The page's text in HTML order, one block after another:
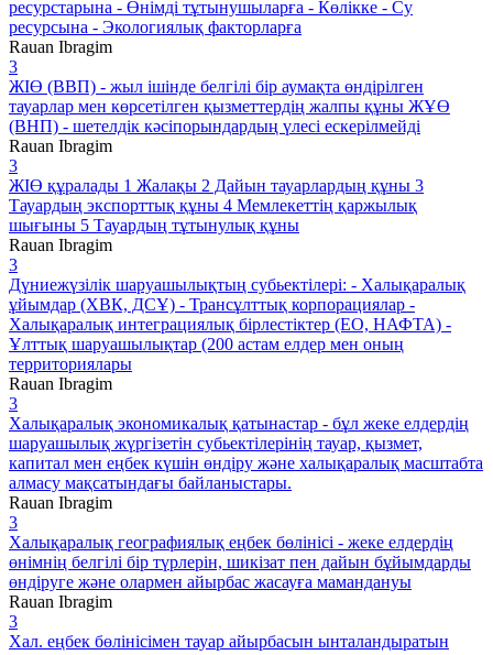
ресурстарына - Өнімді тұтынушыларға - Көлікке - Су
ресурсына - Экологиялық факторларға
Rauan Ibragim
3
ЖІӨ (ВВП) - жыл ішінде белгілі бір аумақта өндірілген
тауарлар мен көрсетілген қызметтердің жалпы құны ЖҰӨ
(ВНП) - шетелдік кәсіпорындардың үлесі ескерілмейді
Rauan Ibragim
3
ЖІӨ құралады 1 Жалақы 2 Дайын тауарлардың құны 3
Тауардың экспорттық құны 4 Мемлекеттің қаржылық
шығыны 5 Тауардың тұтынулық құны
Rauan Ibragim
3
Дүниежүзілік шаруашылықтың субьектілері: - Халықаралық
ұйымдар (ХВК, ДСҰ) - Трансұлттық корпорациялар -
Халықаралық интеграциялық бірлестіктер (ЕО, НАФТА) -
Ұлттық шаруашылықтар (200 астам елдер мен оның
территориялары
Rauan Ibragim
3
Халықаралық экономикалық қатынастар - бұл жеке елдердің
шаруашылық жүргізетін субьектілерінің тауар, қызмет,
капитал мен еңбек күшін өндіру және халықаралық масштабта
алмасу мақсатындағы байланыстары.
Rauan Ibragim
3
Халықаралық географиялық еңбек бөлінісі - жеке елдердің
өнімнің белгілі бір түрлерін, шикізат пен дайын бұйымдарды
өндіруге және олармен айырбас жасауға мамандануы
Rauan Ibragim
3
Хал. еңбек бөлінісімен тауар айырбасын ынталандыратын